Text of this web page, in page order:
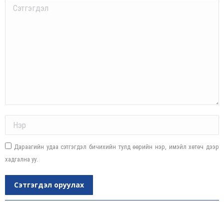
Comment
Дараагийн удаа сэтгэгдэл бичихийн тулд өөрийн нэр, имэйл хөтөч дээр
хадгална уу.
Сэтгэгдэл оруулах